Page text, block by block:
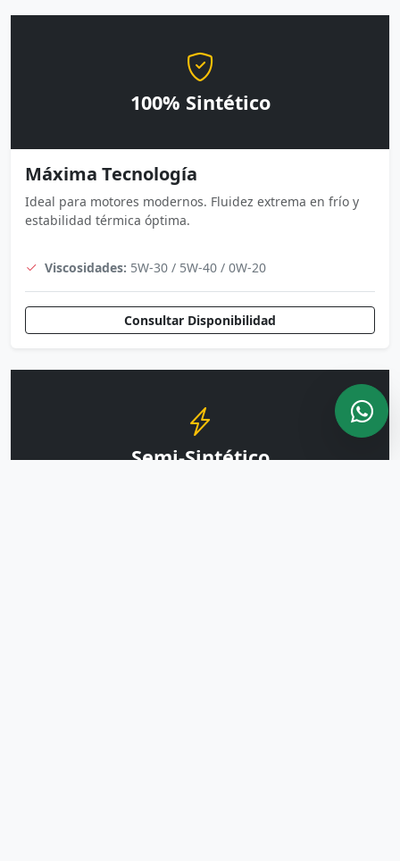
100% Sintético
Máxima Tecnología
Ideal para motores modernos. Fluidez extrema en frío y
estabilidad térmica óptima.
Viscosidades: 5W-30 / 5W-40 / 0W-20
Consultar Disponibilidad
Semi-Sintético